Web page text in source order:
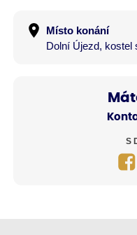
Místo konání
Dolní Újezd, kostel